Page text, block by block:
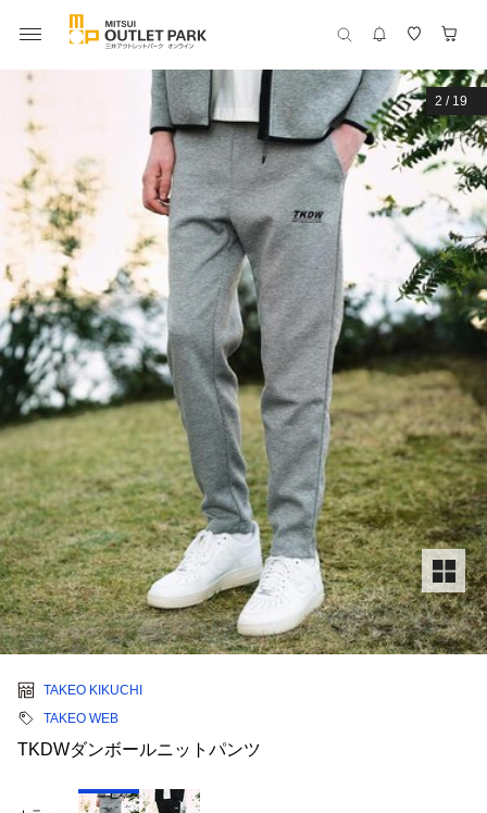
2 / 19
TAKEO KIKUCHI
TAKEO WEB
TKDWダンボールニットパンツ